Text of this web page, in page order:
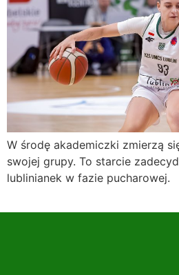
W środę akademiczki zmierzą
swojej grupy. To starcie
lublinianek w fazie pucharowej.